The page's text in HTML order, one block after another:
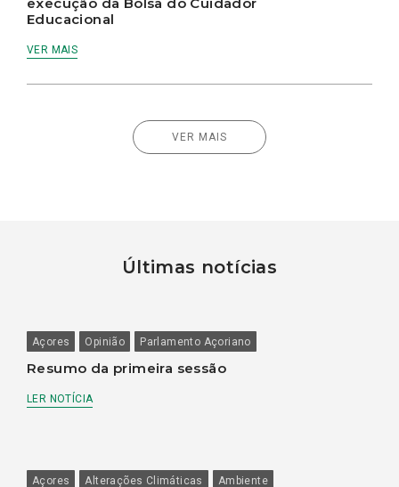
Educacional
VER MAIS
VER MAIS
Últimas notícias
Açores Opinião Parlamento Açoriano
Resumo da primeira sessão
LER NOTÍCIA
Açores Alterações Climáticas Ambiente